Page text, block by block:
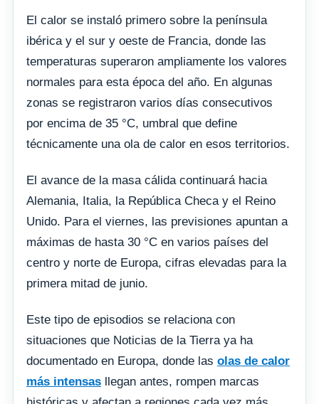
El calor se instaló primero sobre la península
ibérica y el sur y oeste de Francia, donde las
temperaturas superaron ampliamente los valores
normales para esta época del año. En algunas
zonas se registraron varios días consecutivos
por encima de 35 °C, umbral que define
técnicamente una ola de calor en esos territorios.
El avance de la masa cálida continuará hacia
Alemania, Italia, la República Checa y el Reino
Unido. Para el viernes, las previsiones apuntan a
máximas de hasta 30 °C en varios países del
centro y norte de Europa, cifras elevadas para la
primera mitad de junio.
Este tipo de episodios se relaciona con
situaciones que Noticias de la Tierra ya ha
documentado en Europa, donde las olas de calor
más intensas llegan antes, rompen marcas